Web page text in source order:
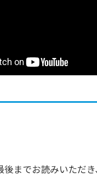
後までお読みいただ